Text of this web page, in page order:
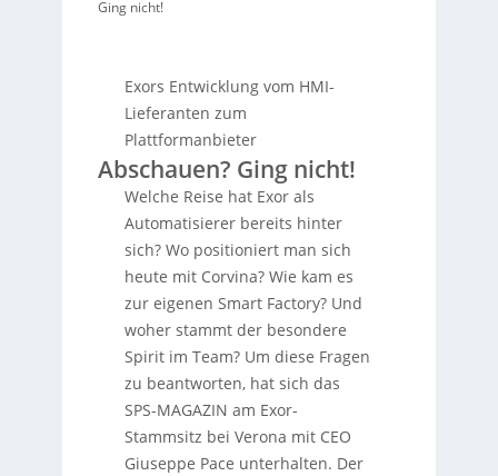
Ging nicht!
Exors Entwicklung vom HMI-
Lieferanten zum
Plattformanbieter
Abschauen? Ging nicht!
Welche Reise hat Exor als
Automatisierer bereits hinter
sich? Wo positioniert man sich
heute mit Corvina? Wie kam es
zur eigenen Smart Factory? Und
woher stammt der besondere
Spirit im Team? Um diese Fragen
zu beantworten, hat sich das
SPS-MAGAZIN am Exor-
Stammsitz bei Verona mit CEO
Giuseppe Pace unterhalten. Der